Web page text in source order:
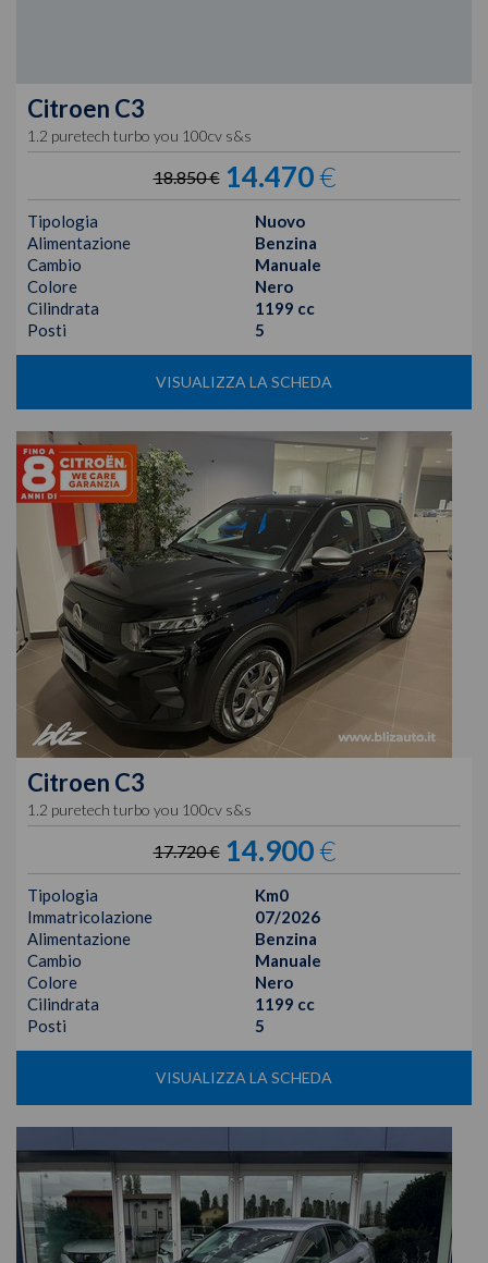
Citroen C3
1.2 puretech turbo you 100cv s&s
18.850 € 14.470€
Tipologia
Nuovo
Alimentazione
Benzina
Cambio
Manuale
Colore
Nero
Cilindrata
1199 cc
Posti
5
VISUALIZZA LA SCHEDA
Citroen C3
1.2 puretech turbo you 100cv s&s
17.720 € 14.900€
Tipologia
Km0
Immatricolazione
07/2026
Alimentazione
Benzina
Cambio
Manuale
Colore
Nero
Cilindrata
1199 cc
Posti
5
VISUALIZZA LA SCHEDA